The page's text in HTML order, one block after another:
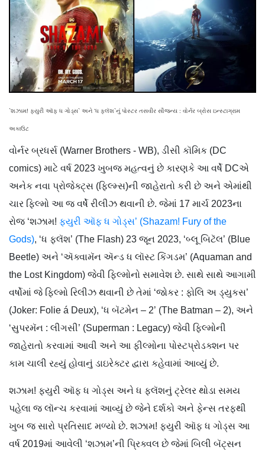
`શઝામ! ફ્યુરી ઑફ ધ ગોડ્સ` અને ‘ધ ફ્લૅશ`નું પોસ્ટર તસવીર સૌજન્ય : વોર્નર બ્રોસ ઇન્સ્ટાગ્રામ
અકાઉંટ
વોર્નર બ્રધર્સ (Warner Brothers - WB), ડીસી કૉમિક (DC
comics) માટે વર્ષ 2023 ખુબજ મહત્વનું છે કારણકે આ વર્ષે DCએ
અનેક નવા પ્રોજેક્ટ્સ (ફિલ્મ્સ)ની જાહેરાતો કરી છે અને એમાંથી
ચાર ફિલ્મો આ જ વર્ષે રીલીઝ થવાની છે. જેમાં 17 માર્ચ 2023ના
રોજ ‘શઝામ! ફ્યુરી ઑફ ધ ગોડ્સ’ (Shazam! Fury of the
Gods), ‘ધ ફ્લૅશ’ (The Flash) 23 જૂન 2023, ‘બ્લૂ બિટૅલ’ (Blue
Beetle) અને ‘ઍક્વામૅન ઍન્ડ ધ લૉસ્ટ કિંગડમ’ (Aquaman and
the Lost Kingdom) જેવી ફિલ્મોનો સમાવેશ છે. સાથે સાથે આગામી
વર્ષોમાં જે ફિલ્મો રિલીઝ થવાની છે તેમાં ‘જોકર : ફોલિ અ ડ્યુકસ’
(Joker: Folie á Deux), ‘ધ બૅટમેન – 2’ (The Batman – 2), અને
‘સુપરમૅન : લીગસી’ (Superman : Legacy) જેવી ફિલ્મોની
જાહેરાતો કરવામાં આવી અને આ ફીલ્મોના પોસ્ટપ્રોડક્શન પર
કામ ચાલી રહ્યું હોવાનું ડાઇરેક્ટર દ્વારા કહેવામાં આવ્યું છે.
શઝામ! ફ્યુરી ઑફ ધ ગોડ્સ અને ધ ફ્લૅશનું ટ્રેલર થોડા સમય
પહેલા જ લૉન્ચ કરવામાં આવ્યું છે જેને દર્શકો અને ફેન્સ તરફથી
ખુબ જ સારો પ્રતિસાદ મળ્યો છે. શઝામ! ફ્યુરી ઑફ ધ ગોડ્સ આ
વર્ષ 2019માં આવેલી ‘શઝામ’ની પ્રિક્વલ છે જેમાં બિલી બૅટ્સન